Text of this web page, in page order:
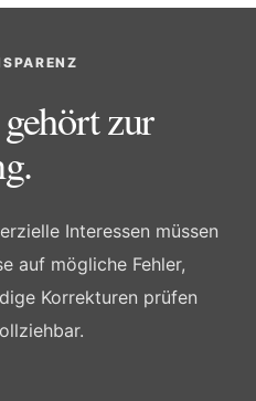
zur
Interessen müssen
auf mögliche Fehler,
Korrekturen prüfen